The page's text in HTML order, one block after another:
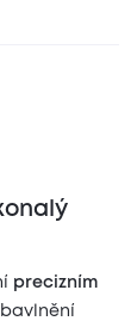
precizním